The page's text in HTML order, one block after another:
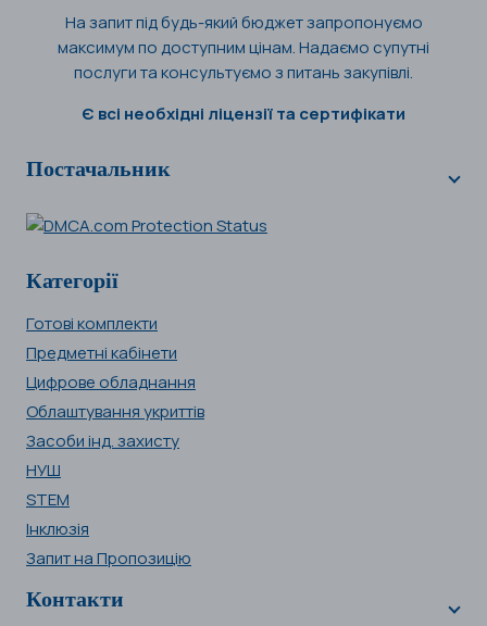
На запит під будь-який бюджет запропонуємо
максимум по доступним цінам. Надаємо супутні
послуги та консультуємо з питань закупівлі.
Є всі необхідні ліцензії та сертифікати
Постачальник
Категорії
Готові комплекти
Предметні кабінети
Цифрове обладнання
Облаштування укриттів
Засоби інд. захисту
НУШ
STEM
Інклюзія
Запит на Пропозицію
Контакти